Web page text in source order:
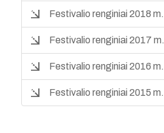
Festivalio renginiai 2018 m.
Festivalio renginiai 2017 m.
Festivalio renginiai 2016 m.
Festivalio renginiai 2015 m.